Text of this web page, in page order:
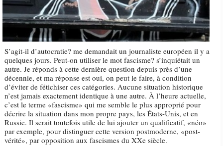
S’agit-il d’autocratie? me demandait un journaliste européen il y a
quelques jours. Peut-on utiliser le mot fascisme? s’inquiétait un
autre. Je réponds à cette dernière question depuis près d’une
décennie, et ma réponse est oui, on peut le faire, à condition
d’éviter de fétichiser ces catégories. Aucune situation historique
n’est jamais exactement identique à une autre. À l’heure actuelle,
c’est le terme «fascisme» qui me semble le plus approprié pour
décrire la situation dans mon propre pays, les États-Unis, et en
Russie. Il serait toutefois utile de lui ajouter un qualificatif, «néo»
par exemple, pour distinguer cette version postmoderne, «post-
vérité», par opposition aux fascismes du XXe siècle.